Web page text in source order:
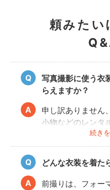
頼みたい
写真撮影に使う衣
らえますか？
続き
申し訳ありません
小物などのレンタ
おりませんので、
願いしております
どんな衣装を着た
前撮りは、フォー